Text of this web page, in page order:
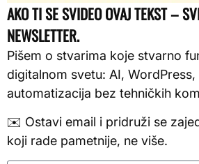
AKO TI SE SVIDEO OVAJ TEKST –
NEWSLETTER.
Pišem o stvarima koje stvarno
digitalnom svetu: AI,
automatizacija bez tehničkih
✉️ Ostavi email i pridruži se
koji rade pametnije, ne više.